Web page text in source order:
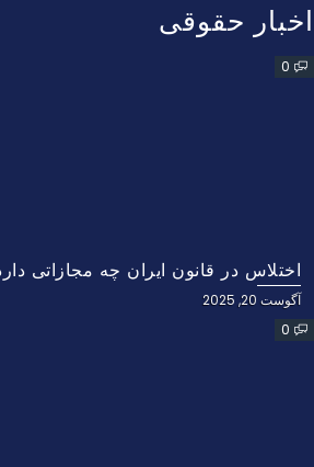
اخبار حقوقی
0
اختلاس در قانون ایران چه مجازاتی دارد؟❤️
آگوست 20, 2025
0